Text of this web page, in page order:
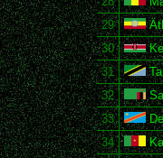
29
30
31
32
33
34